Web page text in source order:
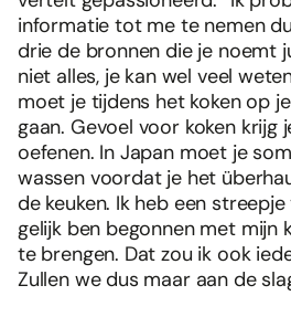
informatie tot me te nemen
drie de bronnen die je noemt
niet alles, je kan wel veel
moet je tijdens het koken op
gaan. Gevoel voor koken krijg
oefenen. In Japan moet je
wassen voordat je het
de keuken. Ik heb een
gelijk ben begonnen met mijn
te brengen. Dat zou ik ook
Zullen we dus maar aan de